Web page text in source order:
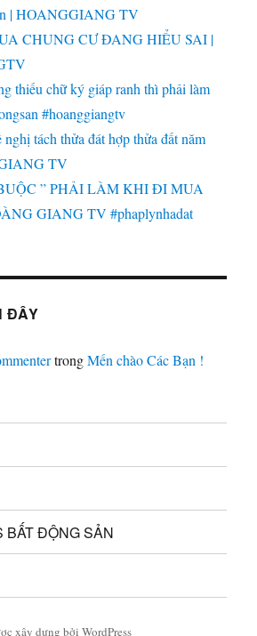
| HOANGGIANG TV
CHUNG CƯ ĐANG HIỂU SAI |
thiếu chữ ký giáp ranh thì phải làm
#hoanggiangtv
tách thửa đát hợp thửa đất năm
TV
” PHẢI LÀM KHI ĐI MUA
GIANG TV #phaplynhadat
ĐÂY
trongMến chào Các Bạn !
BẤT ĐỘNG SẢN
xây dựng bởi WordPress